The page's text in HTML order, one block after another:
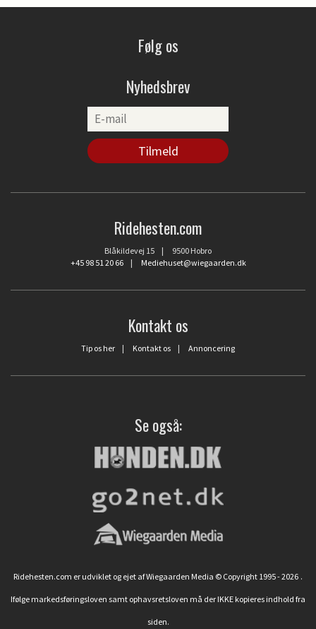
Følg os
Nyhedsbrev
Ridehesten.com
Blåkildevej 15 | 9500 Hobro
+45 98 51 20 66| Mediehuset@wiegaarden.dk
Kontakt os
Tip os her | Kontakt os | Annoncering
Se også:
Ridehesten.com er udviklet og ejet af Wiegaarden Media © Copyright 1995 - 2026 .
Ifølge markedsføringsloven samt ophavsretsloven må der IKKE kopieres indhold fra
siden.